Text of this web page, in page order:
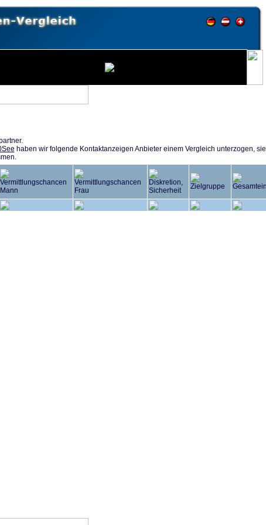
haben wir folgende Kontaktanzeigen Anbieter einem Vergleich unterzogen, sie